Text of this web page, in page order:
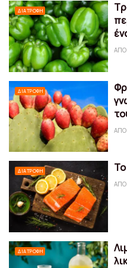
ΔΙΑΤΡΟΦΉ
ΑΠΌ
ΔΙΑΤΡΟΦΉ
ΑΠΌ
ΔΙΑΤΡΟΦΉ Το
ΑΠΌ
ΔΙΑΤΡΟΦΉ